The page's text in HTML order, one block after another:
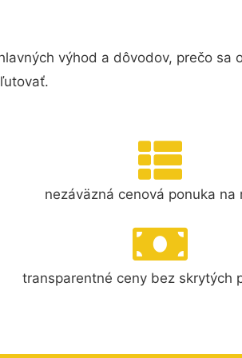
výhod a dôvodov, prečo sa
nezáväzná cenová ponuka na
transparentné ceny bez skrytých